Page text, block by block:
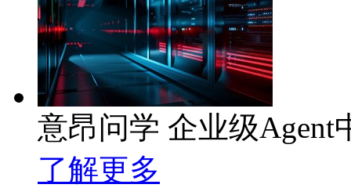
意昂问学 企业级Agent
了解更多